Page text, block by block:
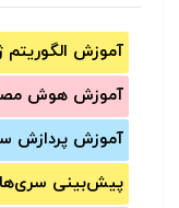
آموزش الگوریتم
آموزش‌ هوش
آموزش‌ پردازش
پیش‌‌بینی